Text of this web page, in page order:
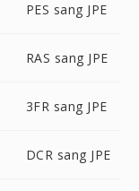
PES sang JPE
RAS sang JPE
3FR sang JPE
DCR sang JPE